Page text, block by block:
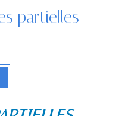
partielles